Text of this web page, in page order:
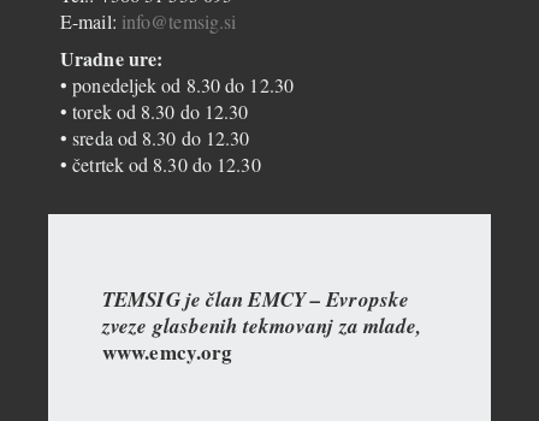
E-mail: info@temsig.si
Uradne ure:
• ponedeljek od 8.30 do 12.30
• torek od 8.30 do 12.30
• sreda od 8.30 do 12.30
• četrtek od 8.30 do 12.30
TEMSIG je član EMCY – Evropske
zveze glasbenih tekmovanj za mlade,
www.emcy.org